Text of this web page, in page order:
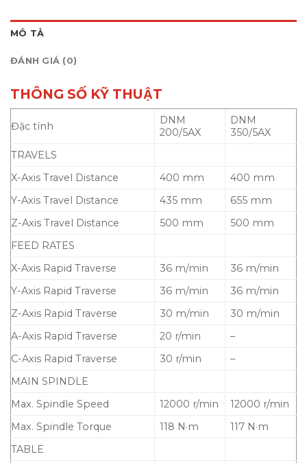
MÔ TẢ
ĐÁNH GIÁ (0)
THÔNG SỐ KỸ THUẬT
Đặc tính
DNM
200/5AX
DNM
350/5AX
TRAVELS
X-Axis Travel Distance
400 mm
400 mm
Y-Axis Travel Distance
435 mm
655 mm
Z-Axis Travel Distance
500 mm
500 mm
FEED RATES
X-Axis Rapid Traverse
36 m/min
36 m/min
Y-Axis Rapid Traverse
36 m/min
36 m/min
Z-Axis Rapid Traverse
30 m/min
30 m/min
A-Axis Rapid Traverse
20 r/min
–
C-Axis Rapid Traverse
30 r/min
–
MAIN SPINDLE
Max. Spindle Speed
12000 r/min
12000 r/min
Max. Spindle Torque
118 N·m
117 N·m
TABLE